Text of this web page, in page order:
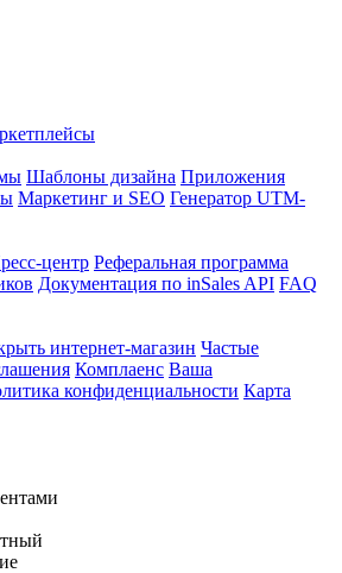
Шаблоны дизайна Приложения
Маркетинг и SEO Генератор UTM-
центр Реферальная программа
Документация по inSales API FAQ
интернет-магазин Частые
Комплаенс Ваша
конфиденциальности Карта